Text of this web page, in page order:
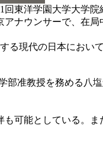
洋学園大学大学院
ナウンサーで、在
現代の日本におい
准教授を務める八
可能としている。ま